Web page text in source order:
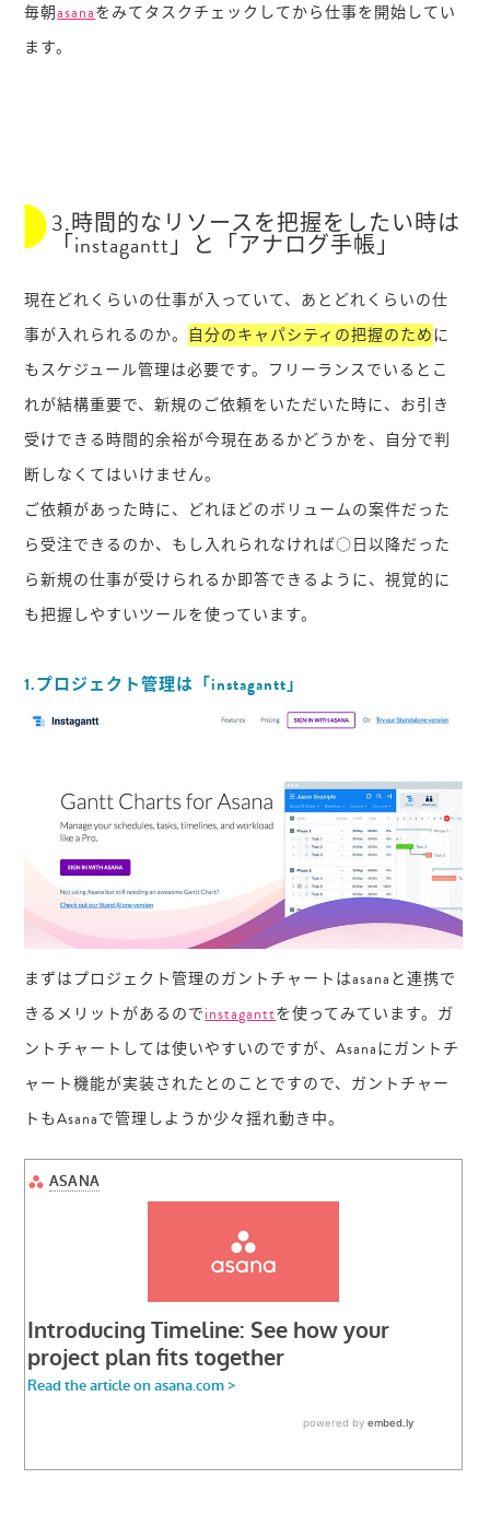
毎朝asanaをみてタスクチェックしてから仕事を開始してい
ます。
3.時間的なリソースを把握をしたい時は
「instagantt」と「アナログ手帳」
現在どれくらいの仕事が入っていて、あとどれくらいの仕
事が入れられるのか。 自分のキャパシティの把握のために
もスケジュール管理は必要です。フリーランスでいるとこ
れが結構重要で、新規のご依頼をいただいた時に、お引き
受けできる時間的余裕が今現在あるかどうかを、自分で判
断しなくてはいけません。
ご依頼があった時に、どれほどのボリュームの案件だった
ら受注できるのか、もし入れられなければ○日以降だった
ら新規の仕事が受けられるか即答できるように、視覚的に
も把握しやすいツールを使っています。
1.プロジェクト管理は「instagantt」
まずはプロジェクト管理のガントチャートはasanaと連携で
きるメリットがあるのでinstaganttを使ってみています。ガ
ントチャートしては使いやすいのですが、Asanaにガントチ
ャート機能が実装されたとのことですので、ガントチャー
トもAsanaで管理しようか少々揺れ動き中。